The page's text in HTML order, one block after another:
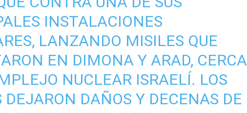
INSTALACIONES
LANZANDO MISILES QUE
EN DIMONA Y ARAD, CERCA
NUCLEAR ISRAELÍ. LOS
DEJARON DAÑOS Y DECENAS DE